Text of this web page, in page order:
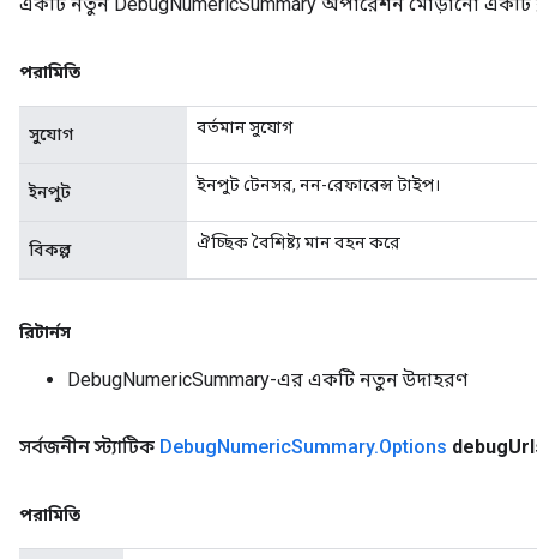
পরামিতি
সুযোগ বর্তমান সুযোগ
ইনপুট ইনপুট টেনসর, নন-রেফারেন্স টাইপ।
বিকল্প ঐচ্ছিক বৈশিষ্ট্য মান বহন করে
রিটার্নস
DebugNumericSummary-এর একটি নতুন উদাহরণ
সর্বজনীন স্ট্যাটিক DebugNumericSummary.Options debug
পরামিতি